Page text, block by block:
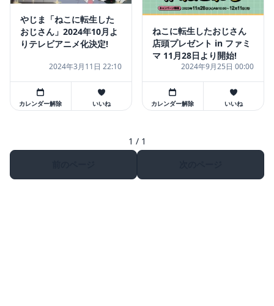
やじま「ねこに転生した
おじさん」2024年10月よ
りテレビアニメ化決定!
2024年3月11日 22:10
カレンダー解除 いいね
ねこに転生したおじさん
店頭プレゼント in ファミ
マ 11月28日より開始!
2024年9月25日 00:00
カレンダー解除 いいね
1 / 1